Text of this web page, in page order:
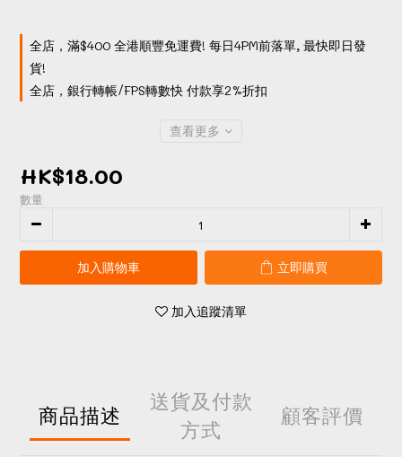
全店，滿$400 全港順豐免運費! 每日4PM前落單, 最快即日發
貨!
全店，銀行轉帳/FPS轉數快 付款享2%折扣
查看更多
HK$18.00
數量
加入購物車 立即購買
加入追蹤清單
商品描述
送貨及付款
方式
顧客評價